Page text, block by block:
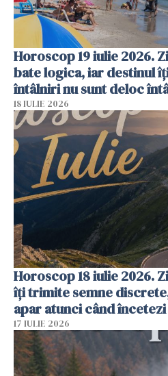
Horoscop 19 iulie 2026.
bate logica, iar destinul
întâlniri nu sunt deloc
18 IULIE 2026
Horoscop 18 iulie 2026.
îți trimite semne
apar atunci când
17 IULIE 2026